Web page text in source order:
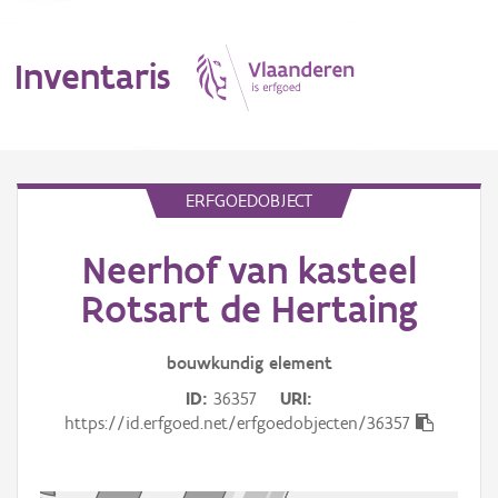
Inventaris
Erfgoedobject
Aanduidingsobject
ERFGOEDOBJECT
Neerhof van kasteel
Rotsart de Hertaing
bouwkundig element
ID 36357
URI
https://id.erfgoed.net/erfgoedobjecten/36357